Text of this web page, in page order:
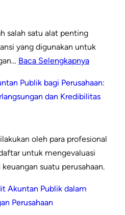
salah satu alat penting
yang digunakan untuk
Baca Selengkapnya:
Neraca
Audit
Publik:
Menjaga
Integritas
Publik bagi Perusahaan:
dan Kredibilitas
oleh para profesional
untuk mengevaluasi
suatu perusahaan.
Akuntan Publik dalam
Perusahaan